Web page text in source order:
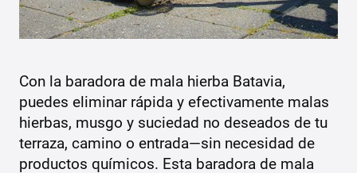
Con la baradora de mala hierba Batavia,
puedes eliminar rápida y efectivamente malas
hierbas, musgo y suciedad no deseados de tu
terraza, camino o entrada—sin necesidad de
productos químicos. Esta baradora de mala